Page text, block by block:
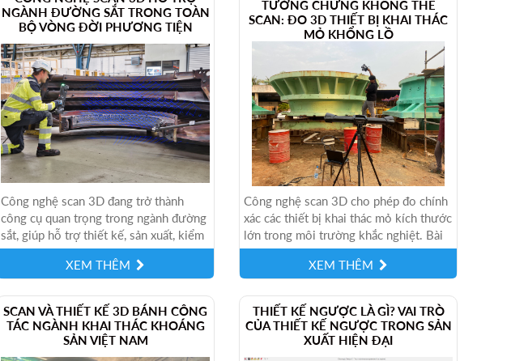
NGÀNH ĐƯỜNG SẮT TRONG TOÀN
BỘ VÒNG ĐỜI PHƯƠNG TIỆN
Công nghệ scan 3D đang trở thành
công cụ quan trọng trong ngành đường
sắt, giúp hỗ trợ thiết kế, sản xuất, kiểm
tra chất lượng và bảo trì...
XEM THÊM
TƯỞNG CHỪNG KHÔNG THỂ
SCAN: ĐO 3D THIẾT BỊ KHAI THÁC
MỎ KHỔNG LỒ
Công nghệ scan 3D cho phép đo chính
xác các thiết bị khai thác mỏ kích thước
lớn trong môi trường khắc nghiệt. Bài
viết phân tích cách doanh nghiệp...
XEM THÊM
SCAN VÀ THIẾT KẾ 3D BÁNH CÔNG
TÁC NGÀNH KHAI THÁC KHOÁNG
SẢN VIỆT NAM
THIẾT KẾ NGƯỢC LÀ GÌ? VAI TRÒ
CỦA THIẾT KẾ NGƯỢC TRONG SẢN
XUẤT HIỆN ĐẠI